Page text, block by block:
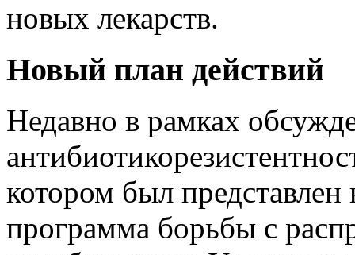
новых лекарств.
Новый план действий
Недавно в рамках
котором был
программа борьбы с